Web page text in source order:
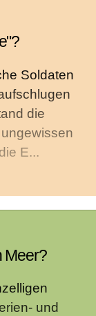
Soldaten
die
E...
Meer?
und